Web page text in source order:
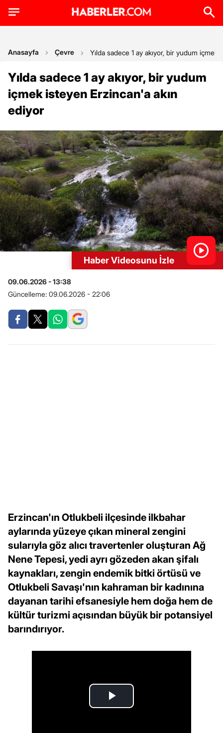
Anasayfa Çevre Yılda sadece 1 ay akıyor, bir yudum içmek
Yılda sadece 1 ay akıyor, bir yudum
içmek isteyen Erzincan'a akın
ediyor
Haber Videosunu İzle
09.06.2026 - 13:38
Güncelleme: 09.06.2026 - 22:06
Erzincan'ın Otlukbeli ilçesinde ilkbahar
aylarında yüzeye çıkan mineral zengini
sularıyla göz alıcı travertenler oluşturan Ağ
Nene Tepesi, yedi ayrı gözeden akan şifalı
kaynakları, zengin endemik bitki örtüsü ve
Otlukbeli Savaşı'nın kahraman bir kadınına
dayanan tarihi efsanesiyle hem doğa hem de
kültür turizmi açısından büyük bir potansiyel
barındırıyor.